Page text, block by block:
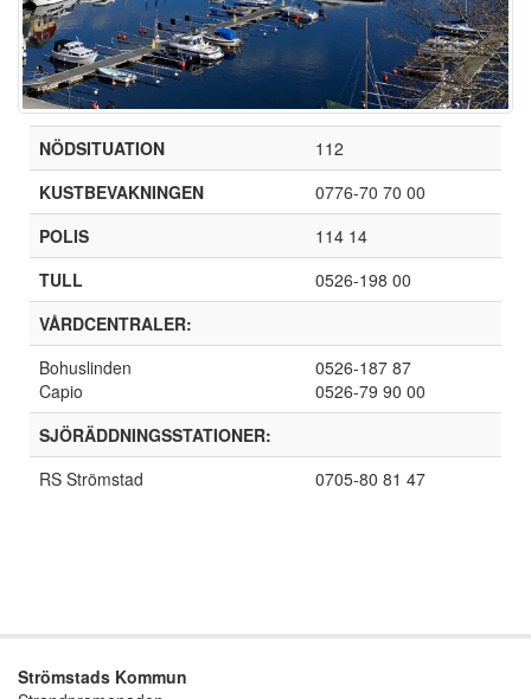
NÖDSITUATION
112
KUSTBEVAKNINGEN
0776-70 70 00
POLIS
114 14
TULL
0526-198 00
VÅRDCENTRALER:
Bohuslinden
Capio
0526-187 87
0526-79 90 00
SJÖRÄDDNINGSSTATIONER:
RS Strömstad
0705-80 81 47
Strömstads Kommun